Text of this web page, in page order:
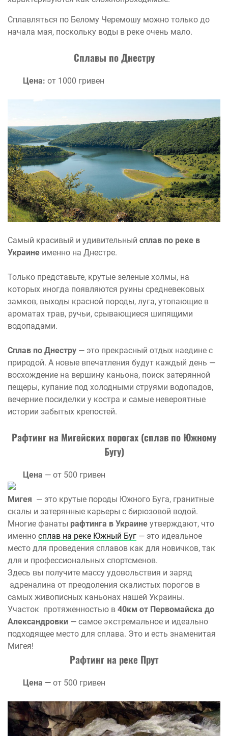
Сплавляться по Белому Черемошу можно только до
начала мая, поскольку воды в реке очень мало.
Сплавы по Днестру
Цена: от 1000 гривен
Самый красивый и удивительный сплав по реке в
Украине именно на Днестре.
Только представьте, крутые зеленые холмы, на
которых иногда появляются руины средневековых
замков, выходы красной породы, луга, утопающие в
ароматах трав, ручьи, срывающиеся шипящими
водопадами.
Сплав по Днестру — это прекрасный отдых наедине с
природой. А новые впечатления будут каждый день —
восхождение на вершину каньона, поиск затерянной
пещеры, купание под холодными струями водопадов,
вечерние посиделки у костра и самые невероятные
истории забытых крепостей.
Рафтинг на Мигейских порогах (сплав по Южному
Бугу)
Цена — от 500 гривен
Мигея — это крутые породы Южного Буга, гранитные
скалы и затерянные карьеры с бирюзовой водой.
Многие фанаты рафтинга в Украине утверждают, что
именно сплав на реке Южный Буг — это идеальное
место для проведения сплавов как для новичков, так
для и профессиональных спортсменов.
Здесь вы получите массу удовольствия и заряд
адреналина от преодоления скалистых порогов в
самых живописных каньонах нашей Украины.
Участок протяженностью в 40км от Первомайска до
Александровки — самое экстремальное и идеально
подходящее место для сплава. Это и есть знаменитая
Мигея!
Рафтинг на реке Прут
Цена — от 500 гривен